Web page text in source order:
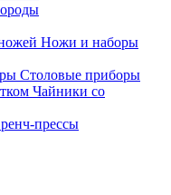
Ножи и наборы
Столовые приборы
Чайники со
прессы